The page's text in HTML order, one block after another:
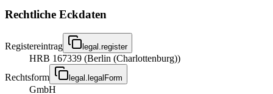
Rechtliche Eckdaten
Registereintrag legal.register
HRB 167339 (Berlin (Charlottenburg))
Rechtsform
legal.legalForm
GmbH